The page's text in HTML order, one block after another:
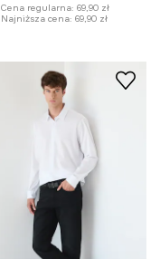
Cena regularna: 69,90 zł
Najniższa cena: 69,90 zł